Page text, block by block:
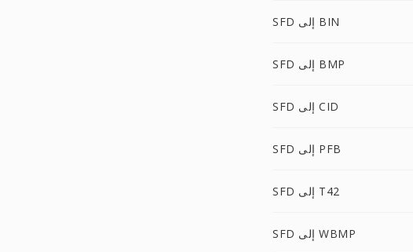
SFD إلى BIN
SFD إلى BMP
SFD إلى CID
SFD إلى PFB
SFD إلى T42
SFD إلى WBMP